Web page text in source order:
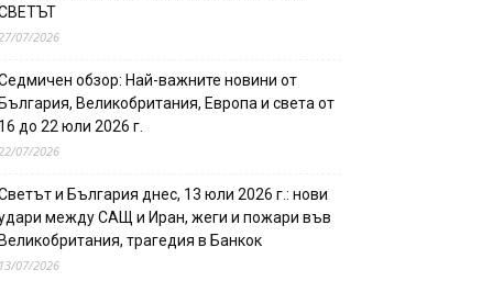
07/2026
обзор: Най-важните новини от
Великобритания, Европа и света от
до 22 юли 2026 г.
07/2026
и България днес, 13 юли 2026 г.: нови
между САЩ и Иран, жеги и пожари във
трагедия в Банкок
07/2026